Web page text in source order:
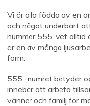
Vi är alla födda av en
och något underbart
nummer 555, vet alltid
är en av många
form.
555 -numret betyder
innebär att arbeta
vänner och familj för